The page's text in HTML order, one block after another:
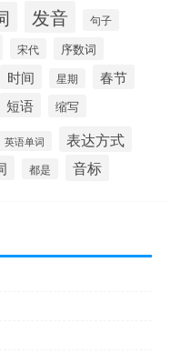
发音 句子
宋代
序数词
时间 星期 春节
短语 缩写
英语单词 表达方式
都是 音标